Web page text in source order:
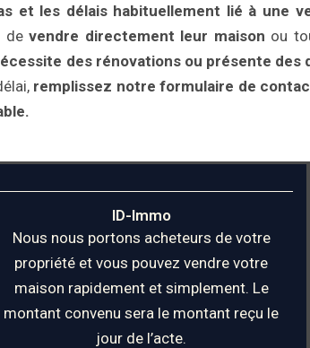
et les délais habituellement lié à une
devendre directement leur maison ou
des rénovations ou présente
remplissez notre formulaire de
ID-Immo
Nous nous portons acheteurs de votre
propriété et vous pouvez vendre votre
maison rapidement et simplement. Le
montant convenu sera le montant reçu le
jour de l’acte.